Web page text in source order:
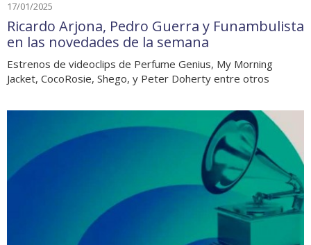
17/01/2025
Ricardo Arjona, Pedro Guerra y Funambulista
en las novedades de la semana
Estrenos de videoclips de Perfume Genius, My Morning
Jacket, CocoRosie, Shego, y Peter Doherty entre otros